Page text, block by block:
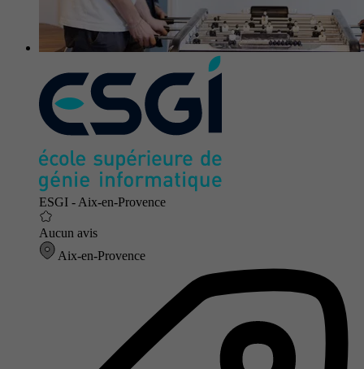
ESGI - Aix-en-Provence
Aucun avis
Aix-en-Provence